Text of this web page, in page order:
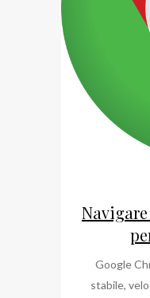
Google
stabile,